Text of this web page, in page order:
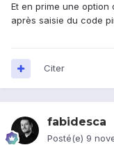
Et en prime une option
après saisie du code
Citer
fabidesca
Posté(e) 9